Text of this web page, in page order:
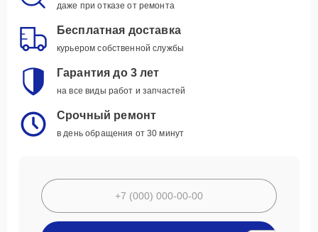
даже при отказе от ремонта
Бесплатная доставка
курьером собственной службы
Гарантия до 3 лет
на все виды работ и запчастей
Срочный ремонт
в день обращения от 30 минут